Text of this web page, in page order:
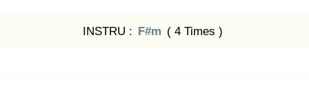
INSTRU : F#m ( 4 Times )